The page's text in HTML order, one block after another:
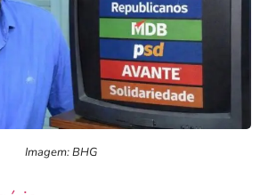
Imagem: BHG